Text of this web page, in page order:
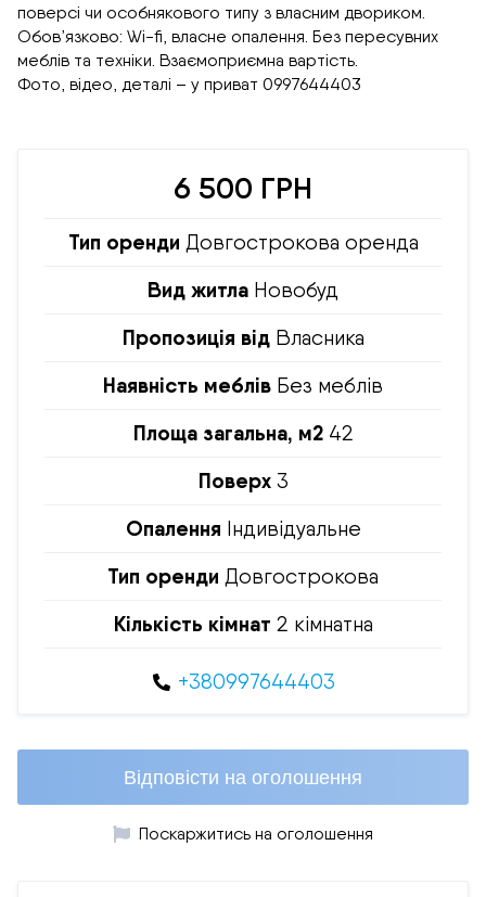
поверсі чи особнякового типу з власним двориком.
Обов’язково: Wi-fi, власне опалення. Без пересувних
меблів та техніки. Взаємоприємна вартість.
Фото, відео, деталі – у приват 0997644403
6 500 ГРН
Тип оренди Довгострокова оренда
Вид житла Новобуд
Пропозиція відВласника
Наявність меблів Без меблів
Площа загальна, м242
Поверх3
Опалення Індивідуальне
Тип оренди Довгострокова
Кількість кімнат 2 кімнатна
+380997644403
Відповісти на оголошення
Поскаржитись на оголошення